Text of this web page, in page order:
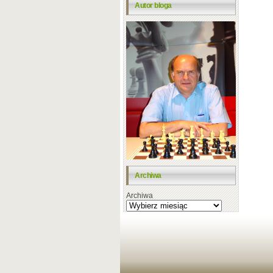
Autor bloga
Archiwa
Archiwa